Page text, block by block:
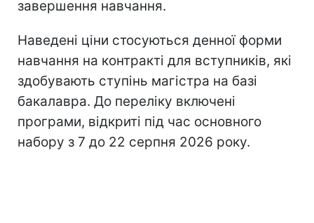
завершення навчання.
Наведені ціни стосуються денної форми
навчання на контракті для вступників, які
здобувають ступінь магістра на базі
бакалавра. До переліку включені
програми, відкриті під час основного
набору з 7 до 22 серпня 2026 року.